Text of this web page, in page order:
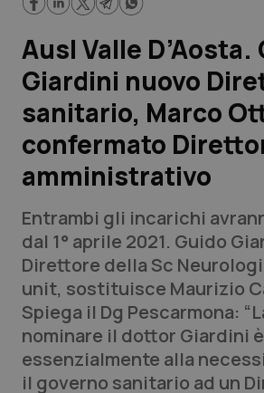
Lavoro e Professioni
Scienza e Farmaci
Studi e Analisi
Lettere al direttore
Edizioni Regionali
QS Pro
Professionisti Sanitari.AI
Abruzzo
QS Pro Gold
Ausl Valle D’Aosta.
Giardini nuovo
sanitario, Marco
confermato
amministrativo
Entrambi gli incarichi
dal 1° aprile 2021. Guido
Direttore della Sc
unit, sostituisce Maurizio
Spiega il Dg Pescarmona:
nominare il dottor Giardini
essenzialmente alla
il governo sanitario ad un